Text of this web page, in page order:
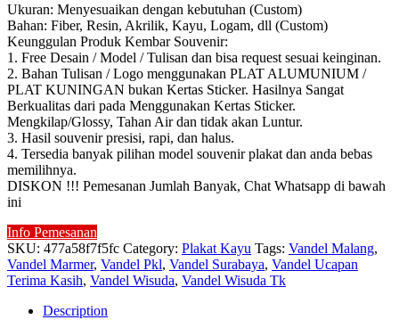
Ukuran: Menyesuaikan dengan kebutuhan (Custom)
Bahan: Fiber, Resin, Akrilik, Kayu, Logam, dll (Custom)
Keunggulan Produk Kembar Souvenir:
1. Free Desain / Model / Tulisan dan bisa request sesuai keinginan.
2. Bahan Tulisan / Logo menggunakan PLAT ALUMUNIUM /
PLAT KUNINGAN bukan Kertas Sticker. Hasilnya Sangat
Berkualitas dari pada Menggunakan Kertas Sticker.
Mengkilap/Glossy, Tahan Air dan tidak akan Luntur.
3. Hasil souvenir presisi, rapi, dan halus.
4. Tersedia banyak pilihan model souvenir plakat dan anda bebas
memilihnya.
DISKON !!! Pemesanan Jumlah Banyak, Chat Whatsapp di bawah
ini
Info Pemesanan
SKU: 477a58f7f5fc Category: Plakat Kayu Tags: Vandel Malang,
Vandel Marmer, Vandel Pkl, Vandel Surabaya, Vandel Ucapan
Terima Kasih, Vandel Wisuda, Vandel Wisuda Tk
Description